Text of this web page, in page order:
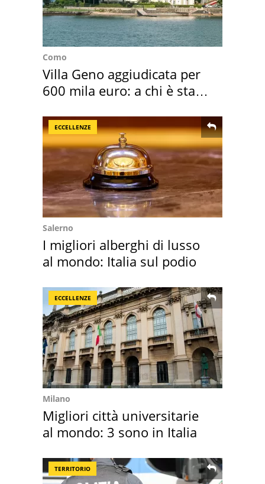
Como
Villa Geno aggiudicata per
600 mila euro: a chi è stata
ECCELLENZE
Salerno
I migliori alberghi di lusso
al mondo: Italia sul podio
ECCELLENZE
Milano
Migliori città universitarie
al mondo: 3 sono in Italia
TERRITORIO